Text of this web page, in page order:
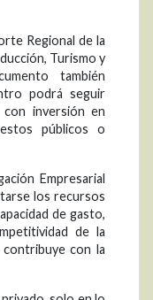
Regional de la
Turismo y
también
podrá seguir
inversión en
públicos o
Empresarial
los recursos
de gasto,
de la
con la